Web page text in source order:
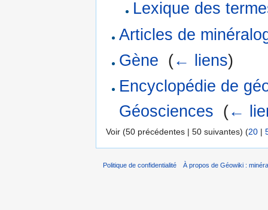
Lexique des
Articles de
Gène (← liens)
Encyclopédie de
Géosciences (←
Voir (50 précédentes | 50 suivantes) (20 |
Politique de confidentialité À propos de Géowiki :